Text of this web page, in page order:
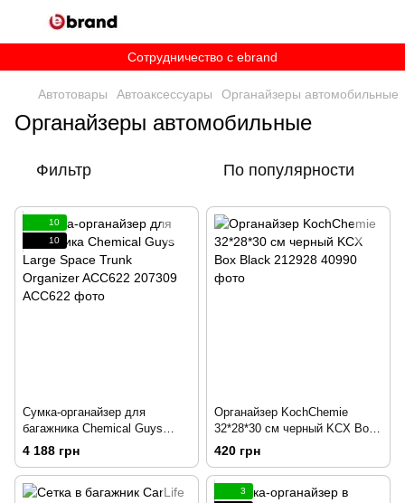
Сотрудничество c ebrand
Автотовары Автоаксессуары Органайзеры автомобильные
Органайзеры автомобильные
Фильтр По популярности
10
10
Сумка-органайзер для
багажника Chemical Guys
Large Space Trunk Organizer
ACC622 207309
4 188 грн
Органайзер KochChemie
32*28*30 см черный KCХ Box
Black 212928
420 грн
3